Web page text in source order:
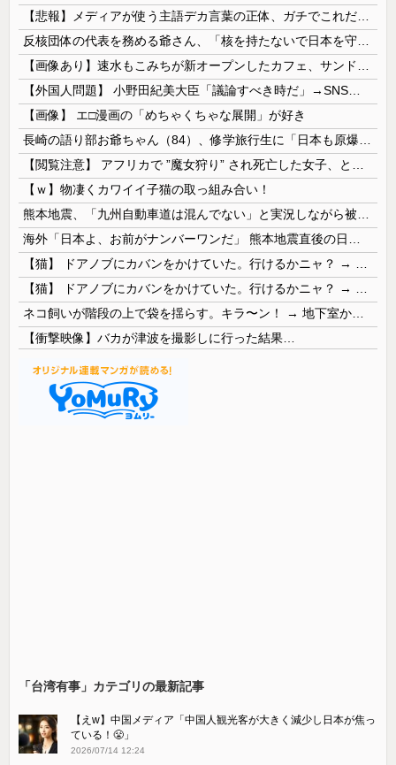
【画像】 エ□漫画の「めちゃくちゃな展開」が好き
【ｗ】物凄くカワイイ子猫の取っ組み合い！
【衝撃映像】バカが津波を撮影しに行った結果…
「台湾有事」カテゴリの最新記事
【えw】中国メディア「中国人観光客が大きく減少し日本が焦っ
ている！😤」
2026/07/14 12:24